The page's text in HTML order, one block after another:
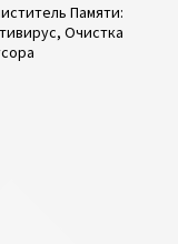
Памяти:
Очистка